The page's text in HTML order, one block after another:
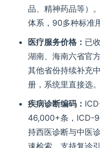
品、精神药品等）
体系，90多种标准
医疗服务价格： 已
湖南、海南六省官
其他省份持续补充
册，系统里直接选。
疾病诊断编码：
46,000+条，ICD-
持西医诊断与中医
速检索，支持复诊